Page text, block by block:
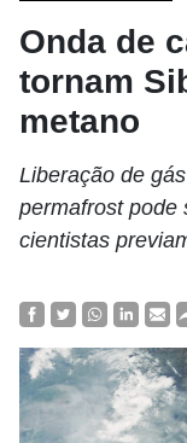
Onda de
tornam
metano
Liberação de
permafrost pode
cientistas